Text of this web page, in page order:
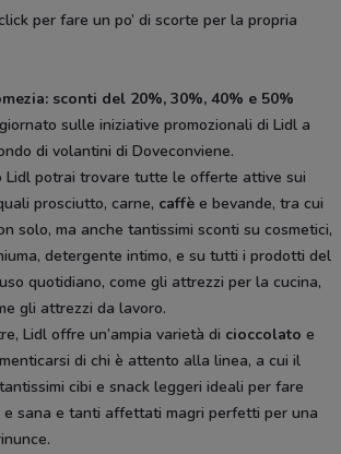
per fare un po’ di scorte per la propria
sconti del 20%, 30%, 40% e 50%
sulle iniziative promozionali di Lidl a
di volantini di Doveconviene.
Lidl potrai trovare tutte le offerte attive sui
prosciutto, carne, caffè e bevande, tra cui
solo, ma anche tantissimi sconti su cosmetici,
detergente intimo, e su tutti i prodotti del
quotidiano, come gli attrezzi per la cucina,
gli attrezzi da lavoro.
Lidl offre un’ampia varietà di cioccolato e
di chi è attento alla linea, a cui il
cibi e snack leggeri ideali per fare
e sana e tanti affettati magri perfetti per una